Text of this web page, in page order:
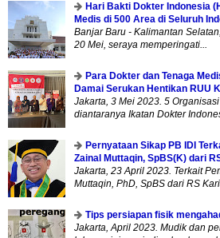
Hari Bakti Dokter Indonesia
Medis di 500 Area di Seluruh
Banjar Baru - Kalimantan
20 Mei, seraya memperingati...
Para Dokter dan Tenaga
Damai Serukan Hentikan RUU
Jakarta, 3 Mei 2023. 5
diantaranya Ikatan Dokter
Pernyataan Sikap PB IDI
Zainal Muttaqin, SpBS(K) dari
Jakarta, 23 April 2023. Terkait
Muttaqin, PhD, SpBS dari RS
Tips persiapan fisik
Jakarta, April 2023. Mudik dan